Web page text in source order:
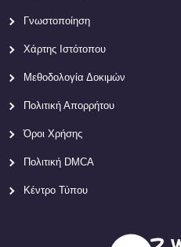
Γνωστοποίηση
Χάρτης Ιστότοπου
Μεθοδολογία Δοκιμών
Πολιτική Απορρήτου
Όροι Χρήσης
Πολιτική DMCA
Κέντρο Τύπου